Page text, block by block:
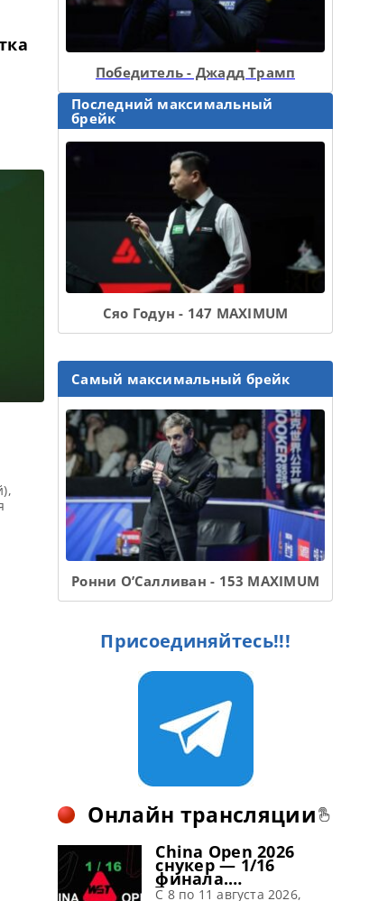
Победитель - Джадд Трамп
Последний максимальный
брейк
Сяо Годун - 147 MAXIMUM
Самый максимальный брейк
Ронни О’Салливан - 153 MAXIMUM
Присоединяйтесь!!!
Онлайн трансляции
China Open 2026
снукер — 1/16
финала.
Трансляции
C 8 по 11 августа 2026,